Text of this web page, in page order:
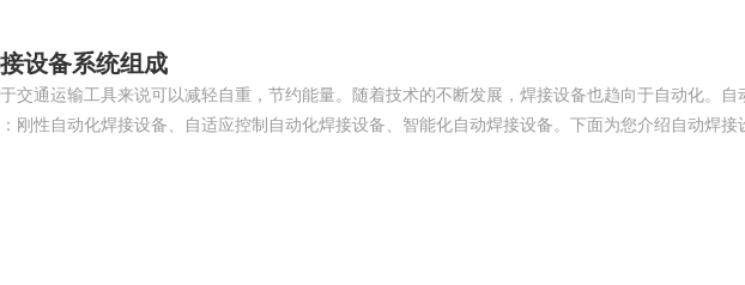
设备系统组成
交通运输工具来说可以减轻自重，节约能量。随着技术的不断发展，焊接设备也趋向于自动化。自
刚性自动化焊接设备、自适应控制自动化焊接设备、智能化自动焊接设备。下面为您介绍自动焊